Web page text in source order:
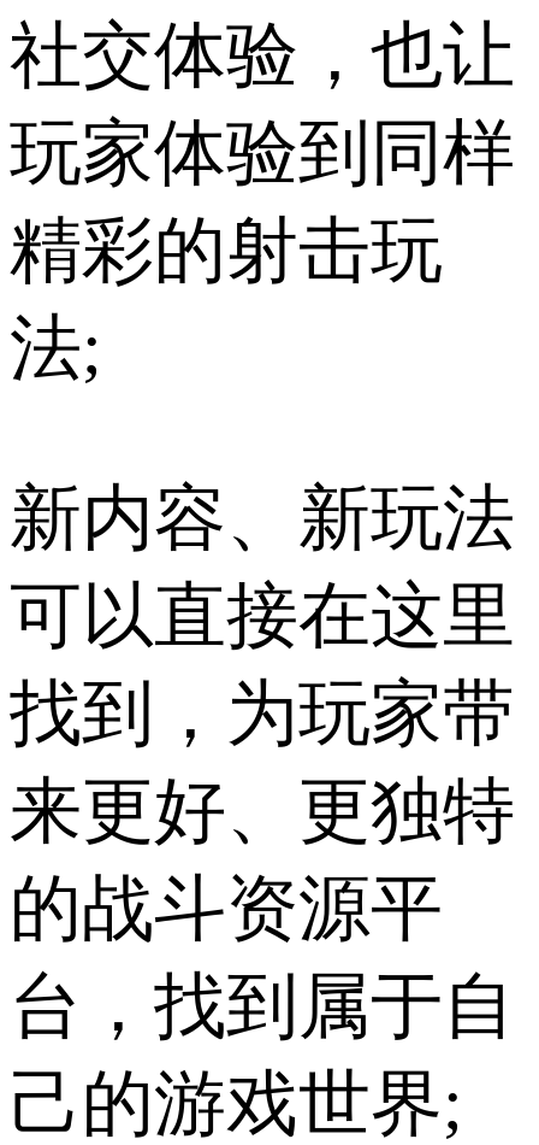
社交体验，也让
玩家体验到同样
精彩的射击玩
法;
新内容、新玩法
可以直接在这里
找到，为玩家带
来更好、更独特
的战斗资源平
台，找到属于自
己的游戏世界;